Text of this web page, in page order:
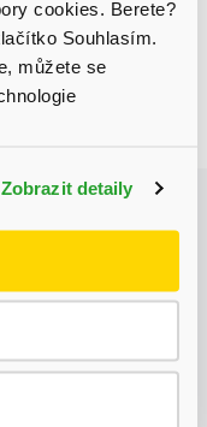
cookies. Berete?
Souhlasím.
můžete se
Zobrazit detaily
v ČR